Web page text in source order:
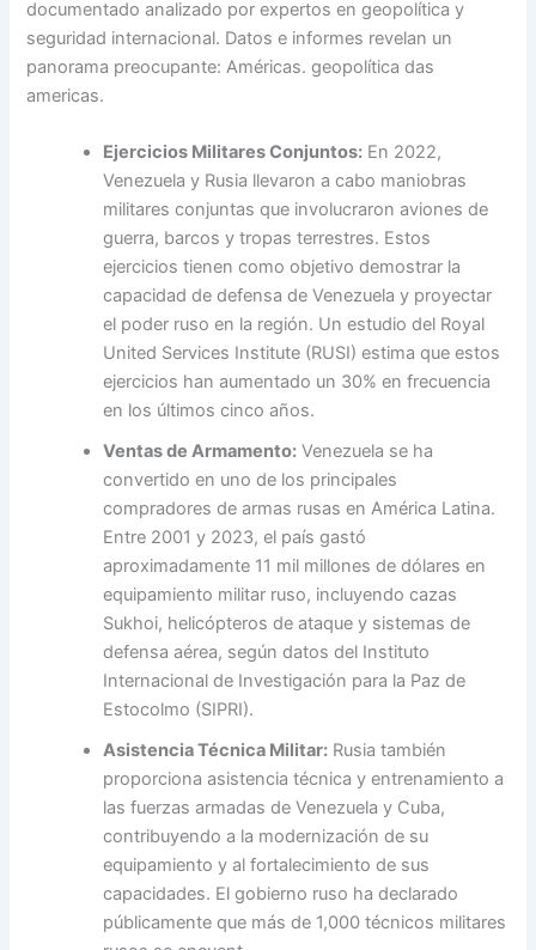
documentado analizado por expertos en geopolítica y
seguridad internacional. Datos e informes revelan un
panorama preocupante: Américas. geopolítica das
americas.
Ejercicios Militares Conjuntos: En 2022,
Venezuela y Rusia llevaron a cabo maniobras
militares conjuntas que involucraron aviones de
guerra, barcos y tropas terrestres. Estos
ejercicios tienen como objetivo demostrar la
capacidad de defensa de Venezuela y proyectar
el poder ruso en la región. Un estudio del Royal
United Services Institute (RUSI) estima que estos
ejercicios han aumentado un 30% en frecuencia
en los últimos cinco años.
Ventas de Armamento: Venezuela se ha
convertido en uno de los principales
compradores de armas rusas en América Latina.
Entre 2001 y 2023, el país gastó
aproximadamente 11 mil millones de dólares en
equipamiento militar ruso, incluyendo cazas
Sukhoi, helicópteros de ataque y sistemas de
defensa aérea, según datos del Instituto
Internacional de Investigación para la Paz de
Estocolmo (SIPRI).
Asistencia Técnica Militar: Rusia también
proporciona asistencia técnica y entrenamiento a
las fuerzas armadas de Venezuela y Cuba,
contribuyendo a la modernización de su
equipamiento y al fortalecimiento de sus
capacidades. El gobierno ruso ha declarado
públicamente que más de 1,000 técnicos militares